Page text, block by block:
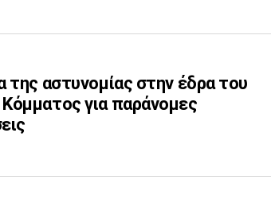
της αστυνομίας στην έδρα του
Κόμματος για παράνομες